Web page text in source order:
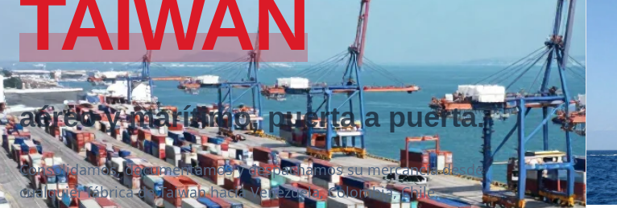
TAIWAN
aéreo y marítimo, puerta a puerta.
Consolidamos, documentamos y despachamos su mercancía desde
cualquier fábrica de Taiwan hacia Venezuela, Colombia, Chile,